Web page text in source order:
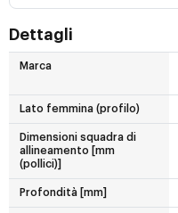
Dettagli
Marca
Lato femmina (profilo)
Dimensioni squadra di
allineamento [mm
(pollici)]
Profondità [mm]